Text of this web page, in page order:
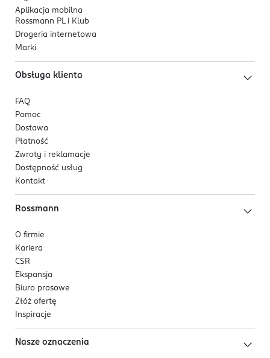
00-075
Warszawa
om_ce@duracell.com
222953602
5 000394 054967
Aplikacja mobilna
Rossmann PL i Klub
Drogeria internetowa
Marki
Obsługa klienta
FAQ
Pomoc
Dostawa
Płatność
Zwroty i reklamacje
Dostępność usług
Kontakt
Rossmann
O firmie
Kariera
CSR
Ekspansja
Biuro prasowe
Złóż ofertę
Inspiracje
Nasze oznaczenia